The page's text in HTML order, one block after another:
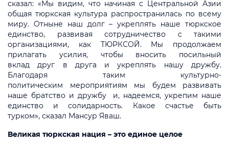
сказал: «Мы видим, что начиная с Центральной Азии
общая тюркская культура распространилась по всему
миру. Отныне наш долг – укреплять наше тюркское
единство, развивая сотрудничество с такими
организациями, как ТЮРКСОЙ. Мы продолжаем
прилагать усилия, чтобы вносить посильный
вклад друг в друга и укреплять нашу дружбу.
Благодаря таким культурно-
политическим мероприятиям мы будем развивать
наше братство и дружбу и, надеемся, укрепим наше
единство и солидарность. Какое счастье быть
турком», сказал Мансур Яваш.
Великая тюркская нация – это единое целое